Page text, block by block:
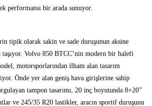
performansı bir arada sunuyor.
tipik olarak sakin ve sade duruşunun aksine
Volvo 850 BTCC’nin modern bir halefi
motorsporlarından ilham alan tasarım
Önde yer alan geniş hava girişlerine sahip
tampon tasarımı, 20 inç boyutunda 8×20”
ve 245/35 R20 lastikler, aracın sportif duruşunu